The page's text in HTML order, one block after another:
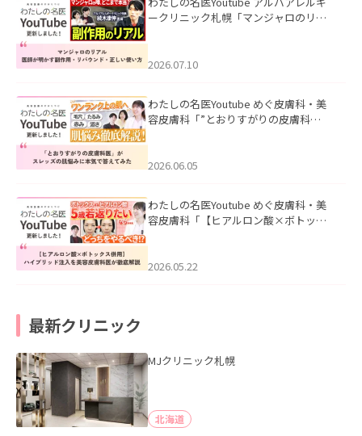
ークリニック札幌「マンジャロのリア
た。
2026.07.10
わたしの名医Youtube めぐ皮膚科・美
容皮膚科「”とおりすがりの皮膚科
2026.06.05
わたしの名医Youtube めぐ皮膚科・美
容皮膚科「【ヒアルロン酸×ボトック
た。
2026.05.22
最新クリニック
MJクリニック札幌
北海道